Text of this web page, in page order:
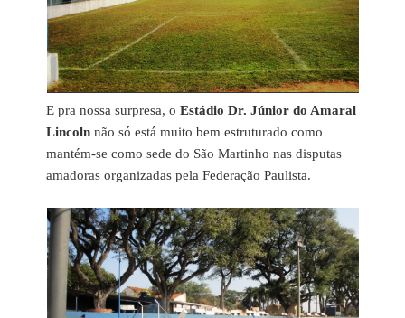
E pra nossa surpresa, oEstádio Dr. Júnior do Amaral
Lincoln não só está muito bem estruturado como
mantém-se como sede do São Martinho nas disputas
amadoras organizadas pela Federação Paulista.